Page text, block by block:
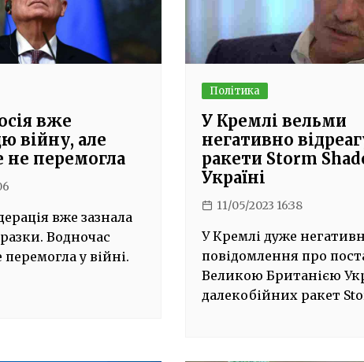
вже
війну, але
не перемогла
вже зазнала
Водночас
у війні.
Політика
У Кремлі вельми
негативно
ракети Storm
Україні
11/05/2023 16:38
У Кремлі дуже
повідомлення про
Великою Британією
далекобійних ракет